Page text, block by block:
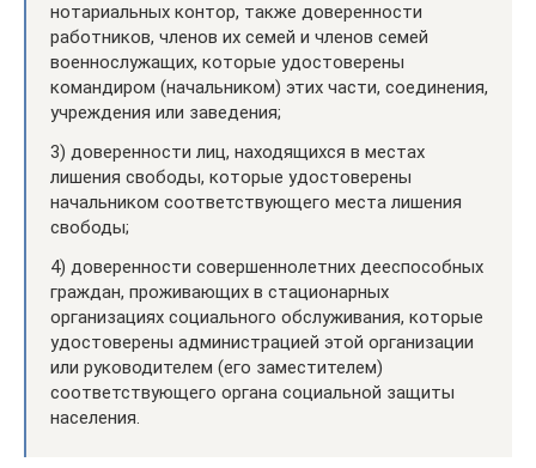
нотариальных контор, также доверенности
работников, членов их семей и членов семей
военнослужащих, которые удостоверены
командиром (начальником) этих части, соединения,
учреждения или заведения;
3) доверенности лиц, находящихся в местах
лишения свободы, которые удостоверены
начальником соответствующего места лишения
свободы;
4) доверенности совершеннолетних дееспособных
граждан, проживающих в стационарных
организациях социального обслуживания, которые
удостоверены администрацией этой организации
или руководителем (его заместителем)
соответствующего органа социальной защиты
населения.